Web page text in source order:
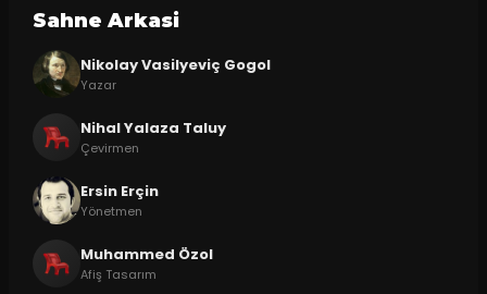
Sahne Arkasi
Nikolay Vasilyeviç Gogol
Yazar
Nihal Yalaza Taluy
Çevirmen
Ersin Erçin
Yönetmen
Muhammed Özol
Afiş Tasarım